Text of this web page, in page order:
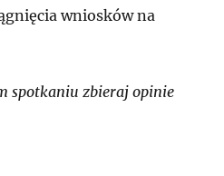
wniosków na
spotkaniu zbieraj opinie